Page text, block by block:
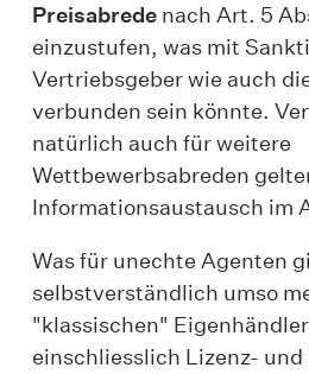
Preisabrede nach Art. 5
einzustufen, was mit
Vertriebsgeber wie auch
verbunden sein könnte.
natürlich auch für weitere
Wettbewerbsabreden
Informationsaustausch im
Was für unechte Agenten
selbstverständlich umso
"klassischen"
einschliesslich Lizenz- und